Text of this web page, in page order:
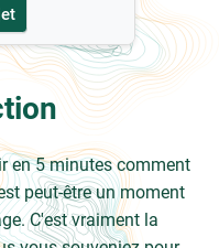
en 5 minutes comment
peut-être un moment
C'est vraiment la